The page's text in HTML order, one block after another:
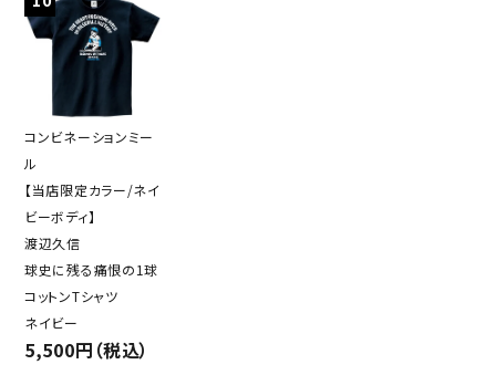
コンビネーションミー
ル
【当店限定カラー/ネイ
ビーボディ】
渡辺久信
球史に残る痛恨の1球
コットンTシャツ
ネイビー
5,500円（税込）